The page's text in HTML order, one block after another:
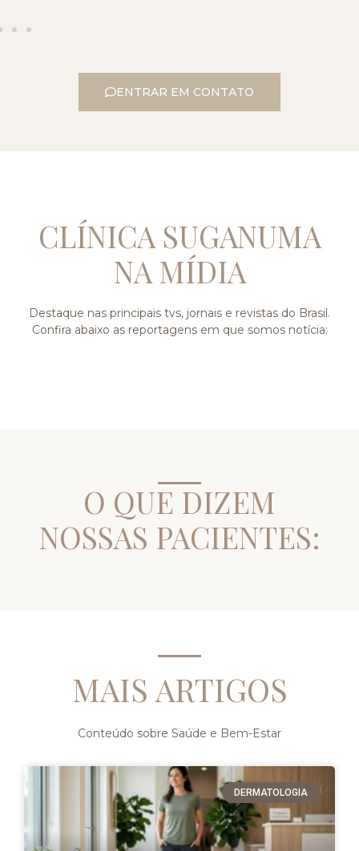
ENTRAR EM CONTATO
CLÍNICA SUGANUMA
NA MÍDIA
Destaque nas principais tvs, jornais e revistas do Brasil.
Confira abaixo as reportagens em que somos notícia:
O QUE DIZEM
NOSSAS PACIENTES:
MAIS ARTIGOS
Conteúdo sobre Saúde e Bem-Estar
DERMATOLOGIA